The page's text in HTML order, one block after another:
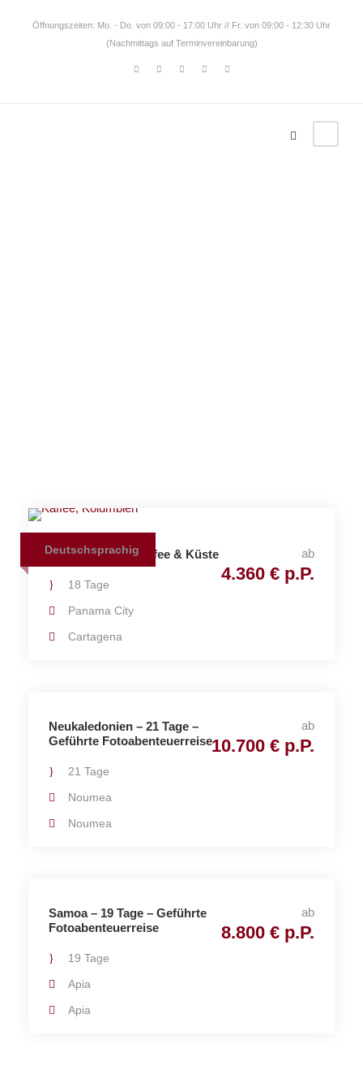
Öffnungszeiten: Mo. - Do. von 09:00 - 17:00 Uhr // Fr. von 09:00 - 12:30 Uhr
(Nachmittags auf Terminvereinbarung)
Deutschsprachig
18 Tage Kanal, Kaffee & Küste ab
4.360 € p.P.
18 Tage
Panama City
Cartagena
Neukaledonien – 21 Tage –
Geführte Fotoabenteuerreise
ab
10.700 € p.P.
21 Tage
Noumea
Noumea
Samoa – 19 Tage – Geführte
Fotoabenteuerreise
ab
8.800 € p.P.
19 Tage
Apia
Apia